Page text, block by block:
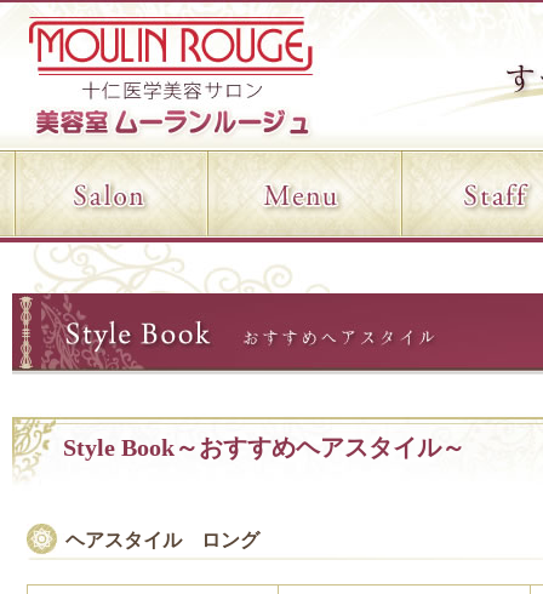
Style Book～おすすめヘアスタイル～
ヘアスタイル ロング